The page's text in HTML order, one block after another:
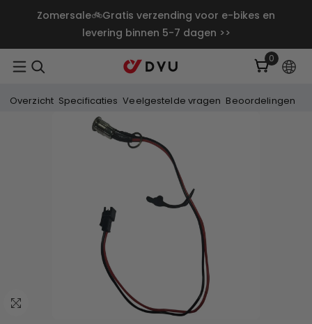
Doorgaan Naar ArtikelZomersale🚲Gratis verzending voor e-bikes en
levering binnen 5-7 dagen >>
00
artikelen
Overzicht Specificaties Veelgestelde vragen Beoordelingen